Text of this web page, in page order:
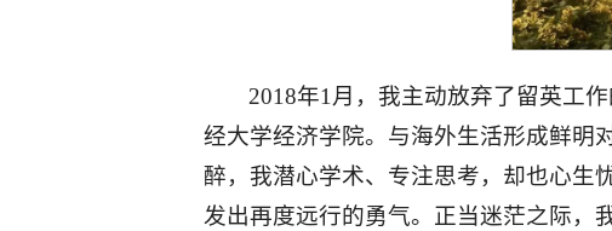
2018年1月，我主动放弃了留英工
经大学经济学院。与海外生活形成鲜明
醉，我潜心学术、专注思考，却也心生
发出再度远行的勇气。正当迷茫之际，